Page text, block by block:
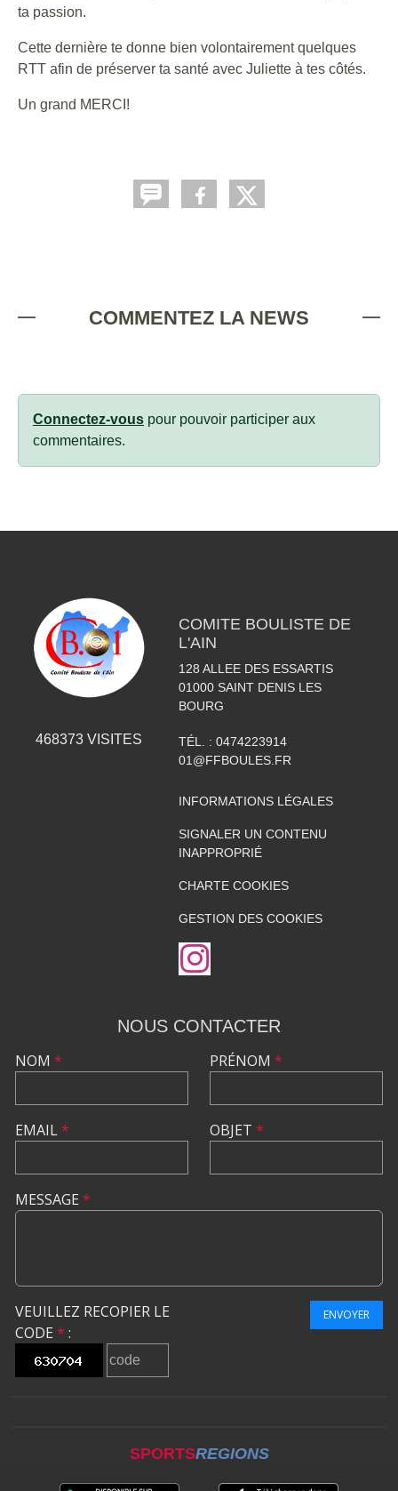
ta passion.
Cette dernière te donne bien volontairement quelques
RTT afin de préserver ta santé avec Juliette à tes côtés.
Un grand MERCI!
COMMENTEZ LA NEWS
Connectez-vous pour pouvoir participer aux
commentaires.
468373 VISITES
COMITE BOULISTE DE
L'AIN
128 ALLEE DES ESSARTIS
01000 SAINT DENIS LES
BOURG
TÉL. : 0474223914
01@FFBOULES.FR
INFORMATIONS LÉGALES
SIGNALER UN CONTENU
INAPPROPRIÉ
CHARTE COOKIES
GESTION DES COOKIES
NOUS CONTACTER
NOM *
EMAIL*
PRÉNOM *
OBJET *
MESSAGE *
VEUILLEZ RECOPIER LE
CODE * :
ENVOYER
SPORTSREGIONS